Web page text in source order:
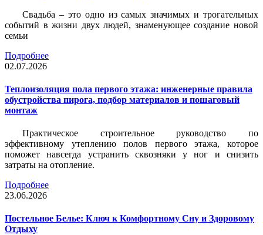
Свадьба – это одно из самых значимых и трогательных
событий в жизни двух людей, знаменующее создание новой
семьи
Подробнее
02.07.2026
Теплоизоляция пола первого этажа: инженерные правила
обустройства пирога, подбор материалов и пошаговый
монтаж
Практическое строительное руководство по
эффективному утеплению полов первого этажа, которое
поможет навсегда устранить сквозняки у ног и снизить
затраты на отопление.
Подробнее
23.06.2026
Постельное Белье: Ключ к Комфортному Сну и Здоровому
Отдыху